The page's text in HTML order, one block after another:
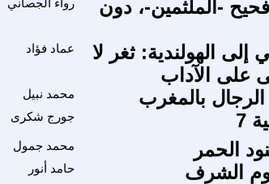
رواء الجصاني
-الملثمين-، دون
عماد فؤاد
الهولندية: ثغر لا
على الآداب
محمد نبيل بالمغرب
جورج شكرى 7
محمد جمول الحمر
حامد أنور الشرف